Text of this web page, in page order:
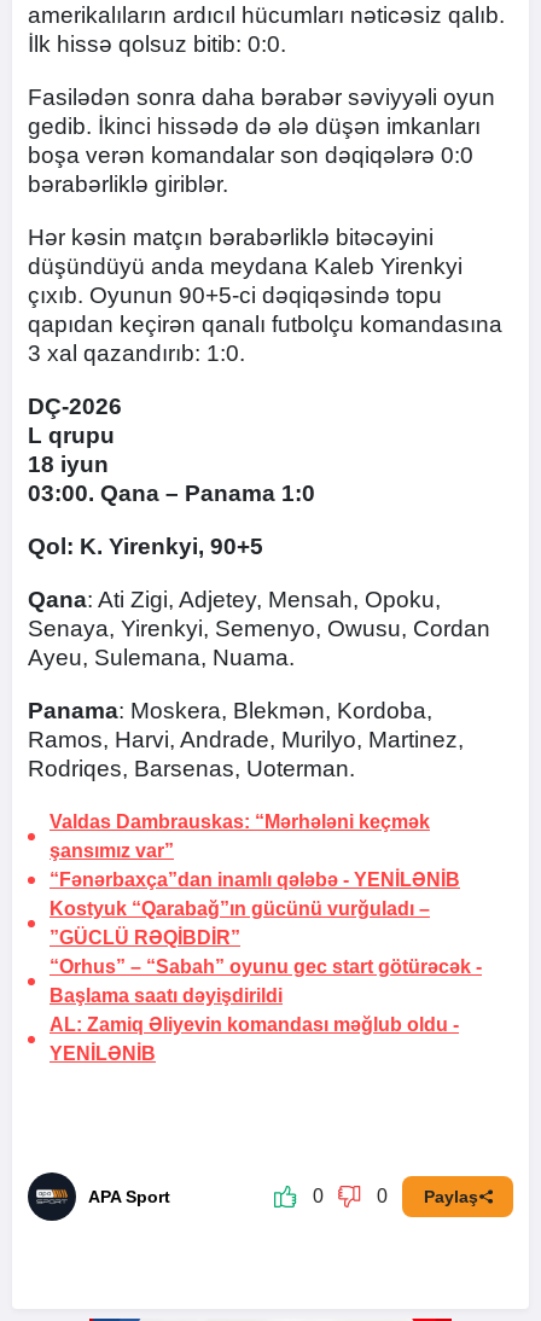
amerikalıların ardıcıl hücumları nəticəsiz qalıb.
İlk hissə qolsuz bitib: 0:0.
Fasilədən sonra daha bərabər səviyyəli oyun
gedib. İkinci hissədə də ələ düşən imkanları
boşa verən komandalar son dəqiqələrə 0:0
bərabərliklə giriblər.
Hər kəsin matçın bərabərliklə bitəcəyini
düşündüyü anda meydana Kaleb Yirenkyi
çıxıb. Oyunun 90+5-ci dəqiqəsində topu
qapıdan keçirən qanalı futbolçu komandasına
3 xal qazandırıb: 1:0.
DÇ-2026
L qrupu
18 iyun
03:00. Qana – Panama 1:0
Qol: K. Yirenkyi, 90+5
Qana: Ati Zigi, Adjetey, Mensah, Opoku,
Senaya, Yirenkyi, Semenyo, Owusu, Cordan
Ayeu, Sulemana, Nuama.
Panama: Moskera, Blekmən, Kordoba,
Ramos, Harvi, Andrade, Murilyo, Martinez,
Rodriqes, Barsenas, Uoterman.
Valdas Dambrauskas: “Mərhələni keçmək
şansımız var”
“Fənərbaxça”dan inamlı qələbə - YENİLƏNİB
Kostyuk “Qarabağ”ın gücünü vurğuladı –
”GÜCLÜ RƏQİBDİR”
“Orhus” – “Sabah” oyunu gec start götürəcək -
Başlama saatı dəyişdirildi
AL: Zamiq Əliyevin komandası məğlub oldu -
YENİLƏNİB
APA Sport 0 0 Paylaş